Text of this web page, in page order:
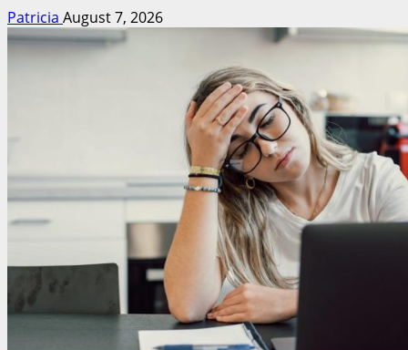
Patricia August 7, 2026